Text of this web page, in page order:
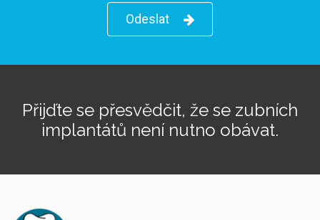
Odeslat
Přijďte se přesvědčit, že se zubních
implantátů není nutno obávat.